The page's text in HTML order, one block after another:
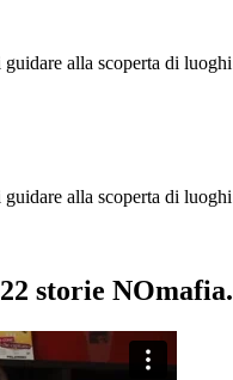
alla scoperta di
alla scoperta di
storie NOmafia.